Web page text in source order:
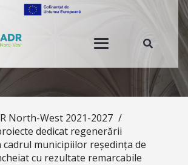
North-West 2021-2027 /
dedicat regenerării
cadrul municipiilor reședința de
cu rezultate remarcabile